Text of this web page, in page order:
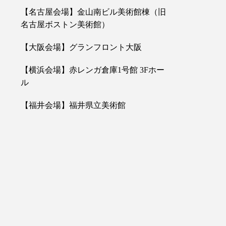
【名古屋会場】金山南ビル美術館棟（旧
名古屋ボストン美術館）
【大阪会場】グランフロント大阪
【横浜会場】赤レンガ倉庫1号館 3Fホー
ル
【福井会場】福井県立美術館